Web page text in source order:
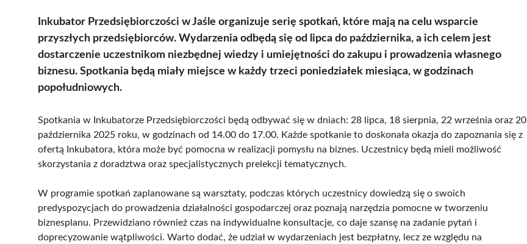
Inkubator Przedsiębiorczości w Jaśle organizuje serię spotkań, które mają na celu wsparcie
przyszłych przedsiębiorców. Wydarzenia odbędą się od lipca do października, a ich celem jest
dostarczenie uczestnikom niezbędnej wiedzy i umiejętności do zakupu i prowadzenia własnego
biznesu. Spotkania będą miały miejsce w każdy trzeci poniedziałek miesiąca, w godzinach
popołudniowych.
Spotkania w Inkubatorze Przedsiębiorczości będą odbywać się w dniach: 28 lipca, 18 sierpnia, 22 września oraz 20
października 2025 roku, w godzinach od 14.00 do 17.00. Każde spotkanie to doskonała okazja do zapoznania się z
ofertą Inkubatora, która może być pomocna w realizacji pomysłu na biznes. Uczestnicy będą mieli możliwość
skorzystania z doradztwa oraz specjalistycznych prelekcji tematycznych.
W programie spotkań zaplanowane są warsztaty, podczas których uczestnicy dowiedzą się o swoich
predyspozycjach do prowadzenia działalności gospodarczej oraz poznają narzędzia pomocne w tworzeniu
biznesplanu. Przewidziano również czas na indywidualne konsultacje, co daje szansę na zadanie pytań i
doprecyzowanie wątpliwości. Warto dodać, że udział w wydarzeniach jest bezpłatny, lecz ze względu na